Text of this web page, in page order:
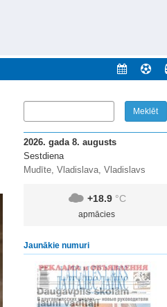
novadu un apkārtējos novadus un pilsētas.
2026. gada 8. augusts
Sestdiena
Mudīte, Vladislava, Vladislavs
+18.9 °C
apmācies
Jaunākie numuri